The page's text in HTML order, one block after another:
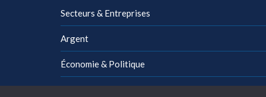
Secteurs & Entreprises
Argent
Économie & Politique
Management